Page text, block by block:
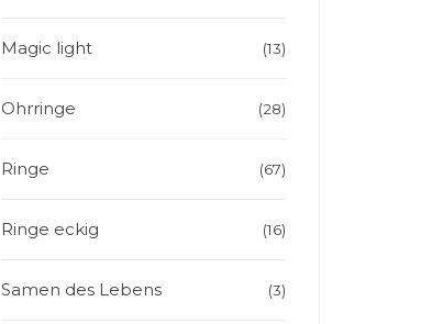
Magic light (13)
Ohrringe (28)
Ringe (67)
Ringe eckig (16)
Samen des Lebens (3)